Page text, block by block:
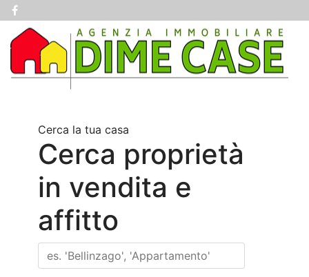
Cerca la tua casa
Cerca proprietà
in vendita e
affitto